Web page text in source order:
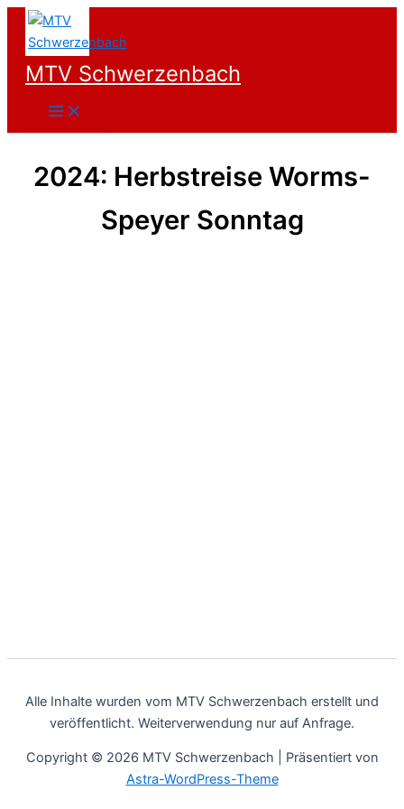
Zum
Inhalt
springen
MTV Schwerzenbach
2024: Herbstreise Worms-
Speyer Sonntag
Alle Inhalte wurden vom MTV Schwerzenbach erstellt und
veröffentlicht. Weiterverwendung nur auf Anfrage.
Copyright © 2026 MTV Schwerzenbach | Präsentiert von
Astra-WordPress-Theme